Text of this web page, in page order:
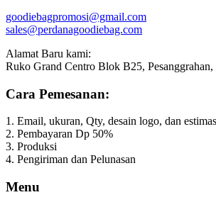
goodiebagpromosi@gmail.com
sales@perdanagoodiebag.com
Alamat Baru kami:
Ruko Grand Centro Blok B25, Pesanggrahan,
Cara Pemesanan:
1. Email, ukuran, Qty, desain logo, dan
2. Pembayaran Dp 50%
3. Produksi
4. Pengiriman dan Pelunasan
Menu